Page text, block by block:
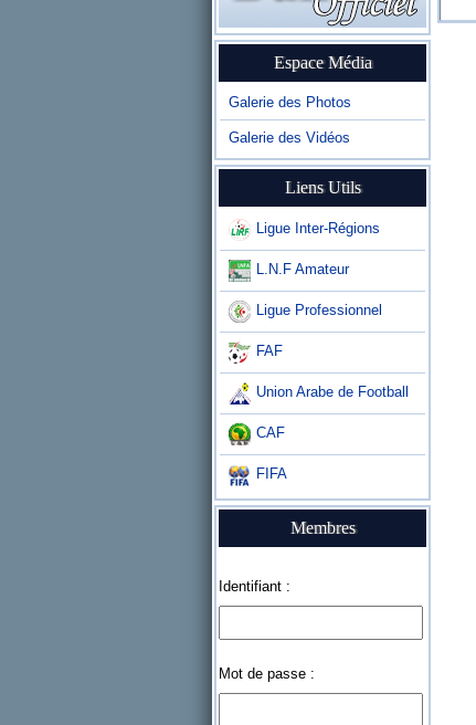
Espace Média
Galerie des Photos
Galerie des Vidéos
Liens Utils
Ligue Inter-Régions
L.N.F Amateur
Ligue Professionnel
FAF
Union Arabe de Football
CAF
FIFA
Membres
Identifiant :
Mot de passe :